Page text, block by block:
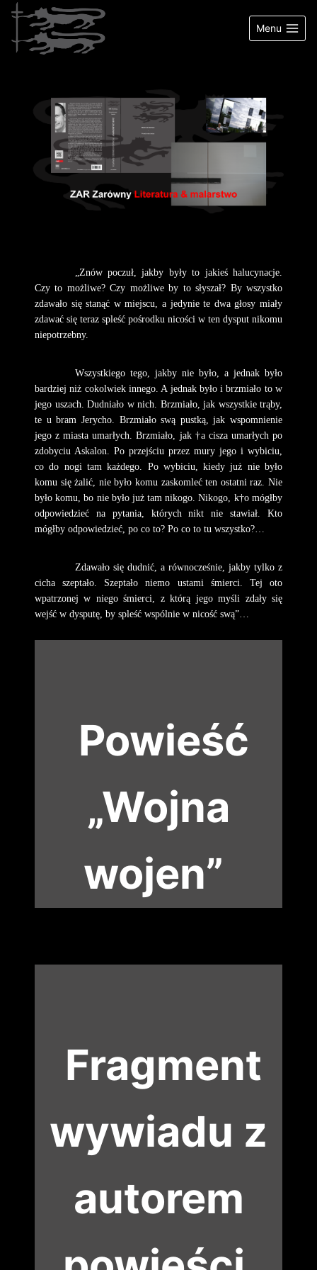
Przejdź
treści
Menu
„Znów poczuł, jakby były to jakieś halucynacje.
Czy to możliwe? Czy możliwe by to słyszał? By wszystko
zdawało się stanąć w miejscu, a jedynie te dwa głosy miały
zdawać się teraz spleść pośrodku nicości w ten dysput nikomu
niepotrzebny.
Wszystkiego tego, jakby nie było, a jednak było
bardziej niż cokolwiek innego. A jednak było i brzmiało to w
jego uszach. Dudniało w nich. Brzmiało, jak wszystkie trąby,
te u bram Jerycho. Brzmiało swą pustką, jak wspomnienie
jego z miasta umarłych. Brzmiało, jak †a cisza umarłych po
zdobyciu Askalon. Po przejściu przez mury jego i wybiciu,
co do nogi tam każdego. Po wybiciu, kiedy już nie było
komu się żalić, nie było komu zaskomleć ten ostatni raz. Nie
było komu, bo nie było już tam nikogo. Nikogo, k†o mógłby
odpowiedzieć na pytania, których nikt nie stawiał. Kto
mógłby odpowiedzieć, po co to? Po co to tu wszystko?…
Zdawało się dudnić, a równocześnie, jakby tylko z
cicha szeptało. Szeptało niemo ustami śmierci. Tej oto
wpatrzonej w niego śmierci, z którą jego myśli zdały się
wejść w dysputę, by spleść wspólnie w nicość swą”…
Powieść
„Wojna
wojen”
Fragment
wywiadu z
autorem